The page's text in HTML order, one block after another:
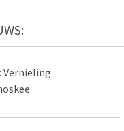
Vernieling